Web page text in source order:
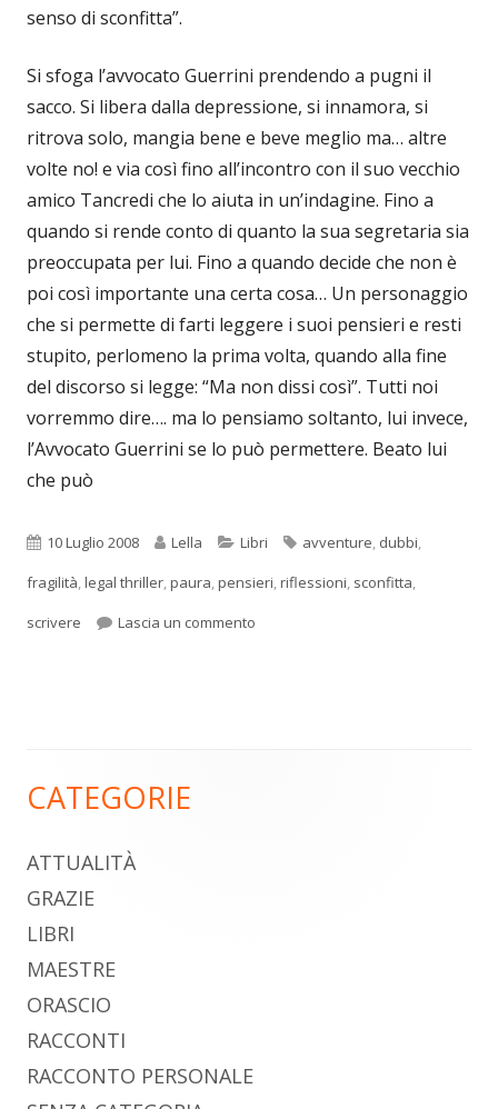
senso di sconfitta”.
Si sfoga l’avvocato Guerrini prendendo a pugni il
sacco. Si libera dalla depressione, si innamora, si
ritrova solo, mangia bene e beve meglio ma… altre
volte no! e via così fino all’incontro con il suo vecchio
amico Tancredi che lo aiuta in un’indagine. Fino a
quando si rende conto di quanto la sua segretaria sia
preoccupata per lui. Fino a quando decide che non è
poi così importante una certa cosa… Un personaggio
che si permette di farti leggere i suoi pensieri e resti
stupito, perlomeno la prima volta, quando alla fine
del discorso si legge: “Ma non dissi così”. Tutti noi
vorremmo dire…. ma lo pensiamo soltanto, lui invece,
l’Avvocato Guerrini se lo può permettere. Beato lui
che può
Pubblicato
10 Luglio 2008 Autore
Lella Categorie
Libri Tag
avventure, dubbi,
fragilità,legal thriller,paura,pensieri,riflessioni, sconfitta,
scrivere
Lascia un commento
Barra
laterale
principale
CATEGORIE
ATTUALITÀ
GRAZIE
LIBRI
MAESTRE
ORASCIO
RACCONTI
RACCONTO PERSONALE